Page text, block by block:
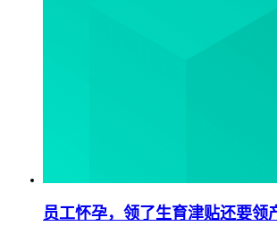
员工怀孕，领了生育津贴还要领